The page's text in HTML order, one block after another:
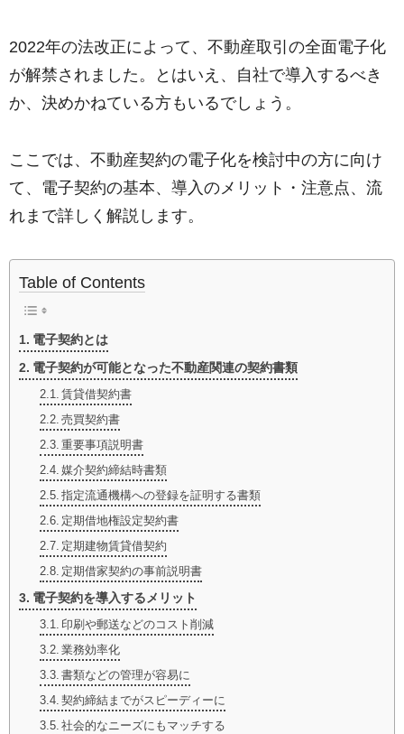
2022年の法改正によって、不動産取引の全面電子化
が解禁されました。とはいえ、自社で導入するべき
か、決めかねている方もいるでしょう。
ここでは、不動産契約の電子化を検討中の方に向け
て、電子契約の基本、導入のメリット・注意点、流
れまで詳しく解説します。
Table of Contents
電子契約とは
電子契約が可能となった不動産関連の契約書類
賃貸借契約書
売買契約書
重要事項説明書
媒介契約締結時書類
指定流通機構への登録を証明する書類
定期借地権設定契約書
定期建物賃貸借契約
定期借家契約の事前説明書
電子契約を導入するメリット
印刷や郵送などのコスト削減
業務効率化
書類などの管理が容易に
契約締結までがスピーディーに
社会的なニーズにもマッチする